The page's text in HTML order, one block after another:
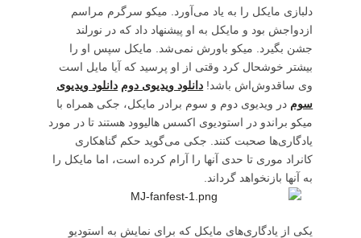
دلبازی مایکل را به یاد می‌آورد. میکو سرگرم مراسم
ازدواجش بود و مایکل به او پیشنهاد داد که در نورلند
جشن بگیرد. میکو باورش نمی‌شد. مایکل سپس او را
بیشتر خوشحال کرد وقتی از او پرسید که آیا مایل است
وی ساقدوش‌اش باشد! دانلود ویدیوی دوم دانلود ویدیوی
سوم در ویدیوی دوم و سوم برادر مایکل، جکی همراه با
میکو براندو در استودیوی اکسس هالیوود هستند تا در مورد
یادگاری‌ها صحبت کنند. جکی می‌گوید حکم گناهکاری
کانراد موری تا حدی آنها را آرام کرده است، اما مایکل را
به آنها بازنخواهد گرداند.
یکی از یادگاری‌های مایکل که برای نمایش به استودیو